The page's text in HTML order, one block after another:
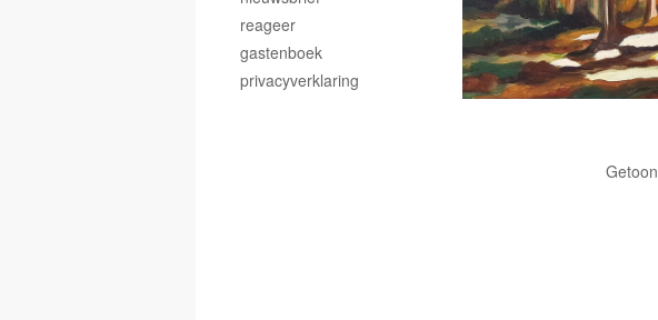
reageer
gastenboek
privacyverklaring